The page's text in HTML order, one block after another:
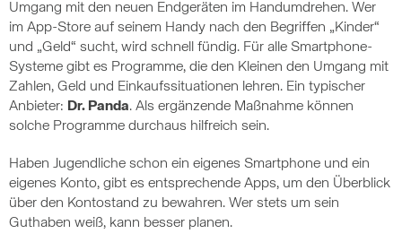
Umgang mit den neuen Endgeräten im Handumdrehen. Wer
im App-Store auf seinem Handy nach den Begriffen „Kinder“
und „Geld“ sucht, wird schnell fündig. Für alle Smartphone-
Systeme gibt es Programme, die den Kleinen den Umgang mit
Zahlen, Geld und Einkaufssituationen lehren. Ein typischer
Anbieter: Dr. Panda. Als ergänzende Maßnahme können
solche Programme durchaus hilfreich sein.
Haben Jugendliche schon ein eigenes Smartphone und ein
eigenes Konto, gibt es entsprechende Apps, um den Überblick
über den Kontostand zu bewahren. Wer stets um sein
Guthaben weiß, kann besser planen.